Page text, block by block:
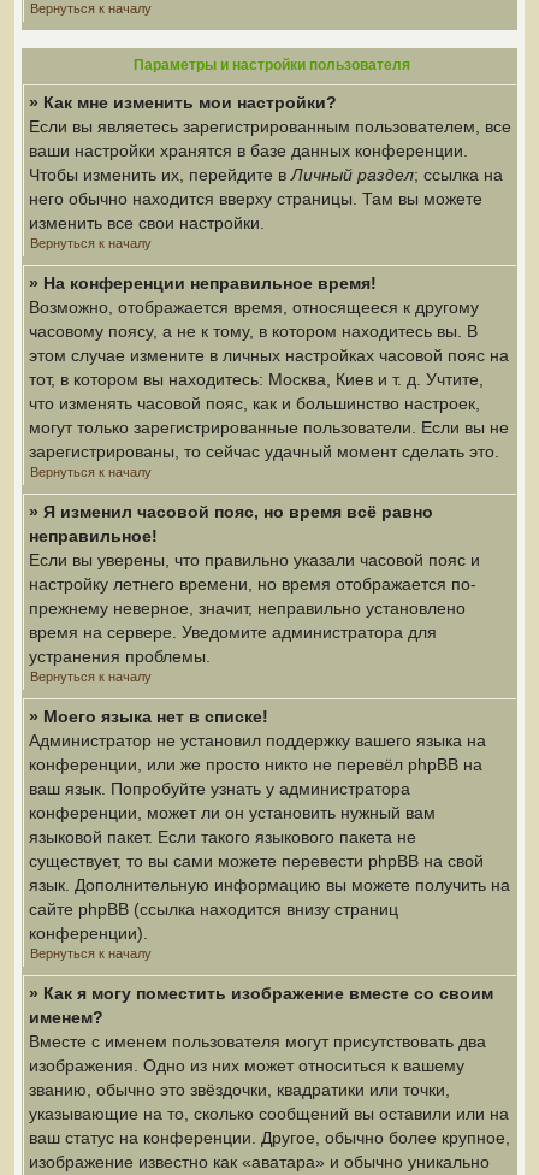
Вернуться к началу
Параметры и настройки пользователя
» Как мне изменить мои настройки?
Если вы являетесь зарегистрированным пользователем, все
ваши настройки хранятся в базе данных конференции.
Чтобы изменить их, перейдите в Личный раздел; ссылка на
него обычно находится вверху страницы. Там вы можете
изменить все свои настройки.
Вернуться к началу
» На конференции неправильное время!
Возможно, отображается время, относящееся к другому
часовому поясу, а не к тому, в котором находитесь вы. В
этом случае измените в личных настройках часовой пояс на
тот, в котором вы находитесь: Москва, Киев и т. д. Учтите,
что изменять часовой пояс, как и большинство настроек,
могут только зарегистрированные пользователи. Если вы не
зарегистрированы, то сейчас удачный момент сделать это.
Вернуться к началу
» Я изменил часовой пояс, но время всё равно
неправильное!
Если вы уверены, что правильно указали часовой пояс и
настройку летнего времени, но время отображается по-
прежнему неверное, значит, неправильно установлено
время на сервере. Уведомите администратора для
устранения проблемы.
Вернуться к началу
» Моего языка нет в списке!
Администратор не установил поддержку вашего языка на
конференции, или же просто никто не перевёл phpBB на
ваш язык. Попробуйте узнать у администратора
конференции, может ли он установить нужный вам
языковой пакет. Если такого языкового пакета не
существует, то вы сами можете перевести phpBB на свой
язык. Дополнительную информацию вы можете получить на
сайте phpBB (ссылка находится внизу страниц
конференции).
Вернуться к началу
» Как я могу поместить изображение вместе со своим
именем?
Вместе с именем пользователя могут присутствовать два
изображения. Одно из них может относиться к вашему
званию, обычно это звёздочки, квадратики или точки,
указывающие на то, сколько сообщений вы оставили или на
ваш статус на конференции. Другое, обычно более крупное,
изображение известно как «аватара» и обычно уникально